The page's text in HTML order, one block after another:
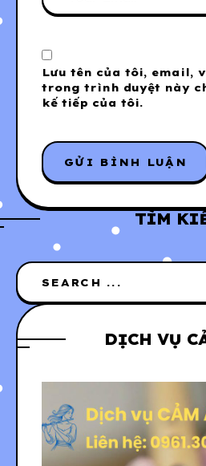
Lưu tên của tôi, email,
trong trình duyệt này
kế tiếp của tôi.
TÌM
DỊCH VỤ